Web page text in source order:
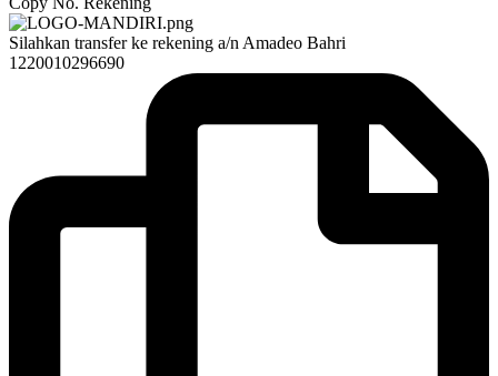
Silahkan transfer ke rekening a/n Amadeo Bahri
1220010296690